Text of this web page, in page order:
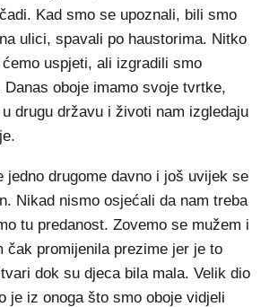
Kad smo se upoznali, bili smo
ulici, spavali po haustorima. Nitko
uspjeti, ali izgradili smo
oboje imamo svoje tvrtke,
drugu državu i životi nam izgledaju
jedno drugome davno i još uvijek se
Nikad nismo osjećali da nam treba
tu predanost. Zovemo se mužem i
čak promijenila prezime jer je to
dok su djeca bila mala. Velik dio
je iz onoga što smo oboje vidjeli